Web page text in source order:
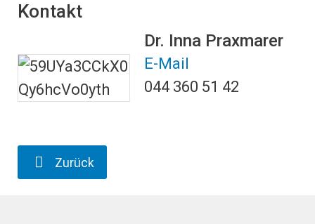
Kontakt
Dr. Inna Praxmarer
E-Mail
044 360 51 42
Zurück